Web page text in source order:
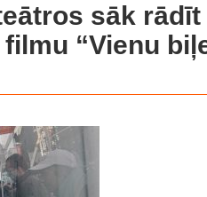
sāk rādīt
“Vienu